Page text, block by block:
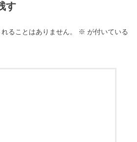
す
ることはありません。 ※ が付いている